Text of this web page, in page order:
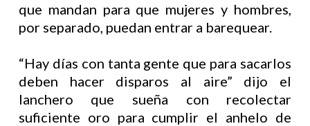
que mandan para que mujeres y hombres,
por separado, puedan entrar a barequear.
“Hay días con tanta gente que para sacarlos
deben hacer disparos al aire” dijo el
lanchero que sueña con recolectar
suficiente oro para cumplir el anhelo de